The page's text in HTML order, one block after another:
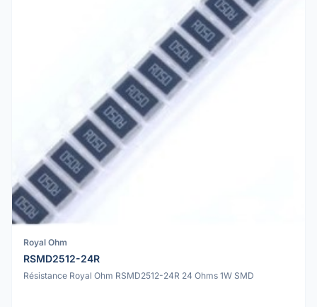
Royal Ohm
RSMD2512-24R
Résistance Royal Ohm RSMD2512-24R 24 Ohms 1W SMD